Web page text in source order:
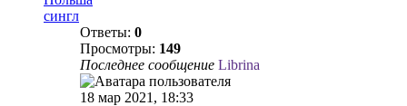
сингл
Ответы: 0
Просмотры: 149
Последнее сообщение Librina
18 мар 2021, 18:33